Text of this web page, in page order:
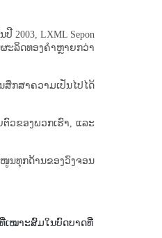
2003, LXML Sepon
ຜະລິດທອງຄຳຫຼາຍກວ່າ
ສຶກສາຄວາມເປັນໄປໄດ້
ຕົວຂອງພວກເຮົາ, ແລະ
ນທຸກດ້ານຂອງວົງຈອນ
ເໝາະສົມໃນບົດບາດທີ່